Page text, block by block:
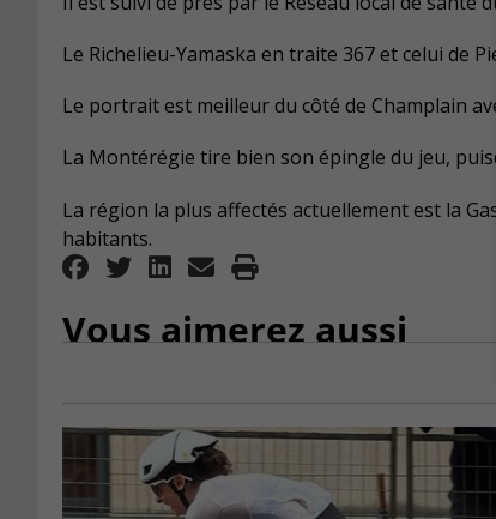
Le Richelieu-Yamaska en traite 367 et celui de
Le portrait est meilleur du côté de Champlain
La Montérégie tire bien son épingle du jeu,
La région la plus affectés actuellement est la
habitants.
Vous aimerez aussi